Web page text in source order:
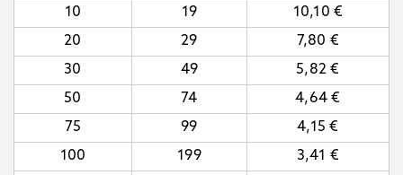
10
19 10,10€
20
29 7,80 €
30
49 5,82€
50
74 4,64€
75
99 4,15€
100
199 3,41 €